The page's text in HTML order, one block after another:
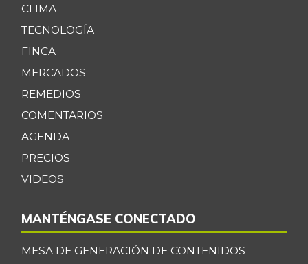
CLIMA
TECNOLOGÍA
FINCA
MERCADOS
REMEDIOS
COMENTARIOS
AGENDA
PRECIOS
VIDEOS
MANTÉNGASE CONECTADO
MESA DE GENERACIÓN DE CONTENIDOS